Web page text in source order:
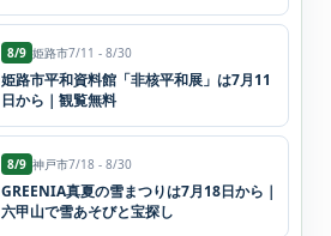
8/9 姫路市7/11 - 8/30
姫路市平和資料館「非核平和展」は7月11
日から｜観覧無料
8/9 神戸市7/18 - 8/30
GREENIA真夏の雪まつりは7月18日から｜
六甲山で雪あそびと宝探し